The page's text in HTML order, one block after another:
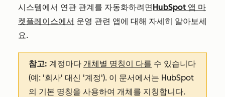
시스템에서 연관 관계를 자동화하려면HubSpot 앱 마
켓플레이스에서 운영 관련 앱에 대해 자세히 알아보세
요.
참고: 계정마다 개체별 명칭이 다를 수 있습니다
(예: '회사' 대신 '계정'). 이 문서에서는 HubSpot
의 기본 명칭을 사용하여 개체를 지칭합니다.